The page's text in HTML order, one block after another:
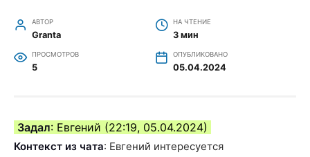
АВТОР
Granta
НА ЧТЕНИЕ
3 мин
ПРОСМОТРОВ
5
ОПУБЛИКОВАНО
05.04.2024
Задал: Евгений (22:19, 05.04.2024)
Контекст из чата: Евгений интересуется